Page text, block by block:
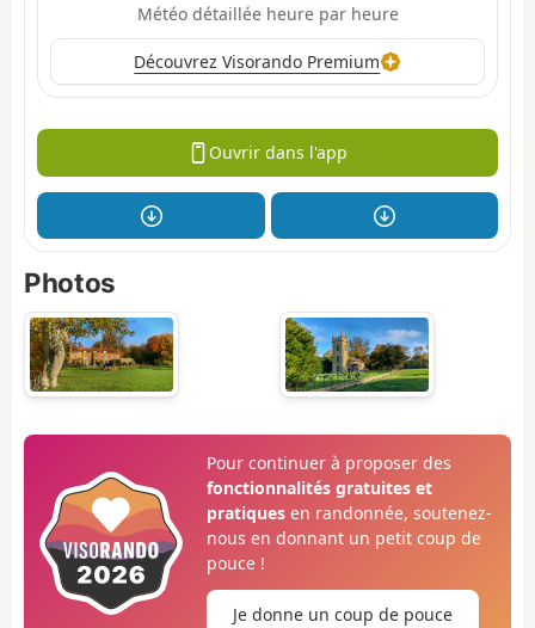
Météo détaillée heure par heure
Découvrez Visorando Premium
Ouvrir dans l'app
Photos
Pour continuer à proposer des
fonctionnalités gratuites et
pratiquesen randonnée, soutenez-
nous en donnant un petit coup de
pouce !
Je donne un coup de pouce